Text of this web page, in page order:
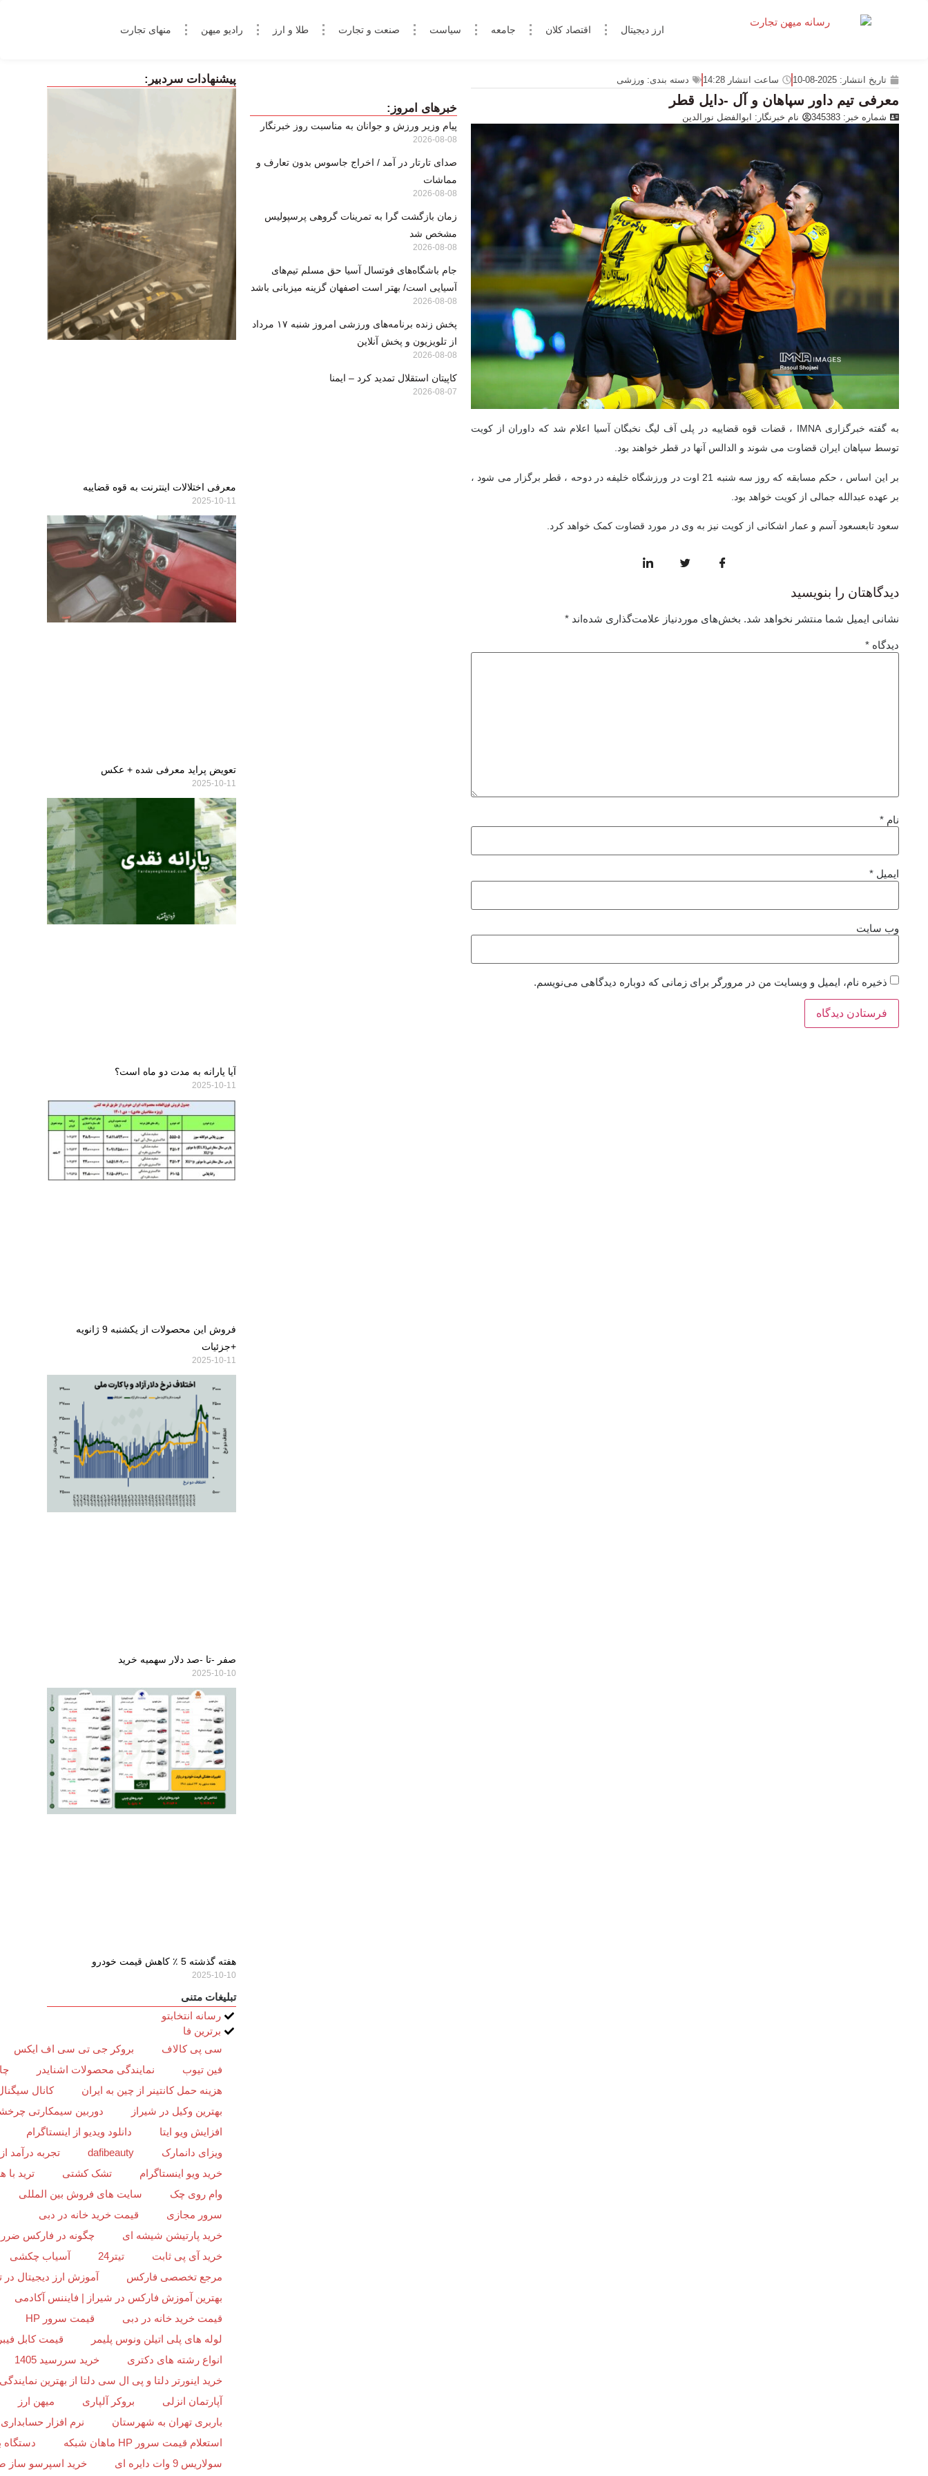
ارز دیجیتال اقتصاد کلان جامعه سیاست صنعت و تجارت طلا و ارز رادیو میهن منهای تجارت
تاریخ انتشار: 2025-08-10 ساعت انتشار 14:28 دسته بندی: ورزشی
معرفی تیم داور سپاهان و آل -دایل قطر
شماره خبر: 345383 نام خبرنگار: ابوالفضل نورالدین
به گفته خبرگزاری IMNA ، قضات قوه قضاییه در پلی آف لیگ نخبگان آسیا اعلام شد که داوران از کویت
توسط سپاهان ایران قضاوت می شوند و الدالس آنها در قطر خواهند بود.
بر این اساس ، حكم مسابقه كه روز سه شنبه 21 اوت در ورزشگاه خلیفه در دوحه ، قطر برگزار می شود ،
بر عهده عبدالله جمالی از كویت خواهد بود.
سعود تابعسعود آسم و عمار اشکانی از کویت نیز به وی در مورد قضاوت کمک خواهد کرد.
دیدگاهتان را بنویسید
نشانی ایمیل شما منتشر نخواهد شد. بخش‌های موردنیاز علامت‌گذاری شده‌اند *
دیدگاه *
نام *
ایمیل *
وب‌ سایت
ذخیره نام، ایمیل و وبسایت من در مرورگر برای زمانی که دوباره دیدگاهی می‌نویسم.
خبرهای امروز:
پیام وزیر ورزش و جوانان به مناسبت روز خبرنگار
2026-08-08
صدای تارتار در آمد / اخراج جاسوس بدون تعارف و
مماشات
2026-08-08
زمان بازگشت گرا به تمرینات گروهی پرسپولیس
مشخص شد
2026-08-08
جام باشگاه‌های فوتسال آسیا حق مسلم تیم‌های
آسیایی است/ بهتر است اصفهان گزینه میزبانی باشد
2026-08-08
پخش زنده برنامه‌های ورزشی امروز شنبه ۱۷ مرداد
از تلویزیون و پخش آنلاین
2026-08-08
کاپیتان استقلال تمدید کرد – ایمنا
2026-08-07
پیشنهادات سردبیر:
معرفی اختلالات اینترنت به قوه قضاییه
2025-10-11
تعویض پراید معرفی شده + عکس
2025-10-11
آیا یارانه به مدت دو ماه است؟
2025-10-11
فروش این محصولات از یکشنبه 9 ژانویه
+جزئیات
2025-10-11
صفر -تا -صد دلار سهمیه خرید
2025-10-10
هفته گذشته 5 ٪ کاهش قیمت خودرو
2025-10-10
تبلیغات متنی
رسانه انتخابتو
برترین فا
سی پی کالاف
بروکر جی تی سی اف ایکس
فین تیوب
نمایندگی محصولات اشنایدر
هزینه حمل کانتینر از چین به ایران
کانال
بهترین وکیل در شیراز
دوربین سیمکارتی
افزایش ویو ایتا
دانلود ویدیو از اینستاگرام
ویزای دانمارک
dafibeauty
تجربه درآمد
خرید ویو اینستاگرام
تشک کشتی
ترید
وام روی چک
سایت های فروش بین المللی
سرور مجازی
قیمت خرید خانه در دبی
خرید پارتیشن شیشه ای
چگونه در فارکس ضرر
خرید آی پی ثابت
تیتر24
آسیاب چکشی
مرجع تخصصی فارکس
آموزش ارز دیجیتال در
بهترین آموزش فارکس در شیراز | فایننس آکادمی
قیمت خرید خانه در دبی
قیمت سرور HP
لوله های پلی اتیلن ونوس پلیمر
قیمت کابل
انواع رشته های دکتری
خرید سررسید 1405
خرید اینورتر دلتا و پی ال سی دلتا از بهترین نمایندگی
آپارتمان انزلی
بروکر آلپاری
میهن ارز
باربری تهران به شهرستان
نرم افزار حسابداری
استعلام قیمت سرور HP ماهان شبکه
دستگاه
سولاریس 9 وات دایره ای
خرید اسپرسو ساز